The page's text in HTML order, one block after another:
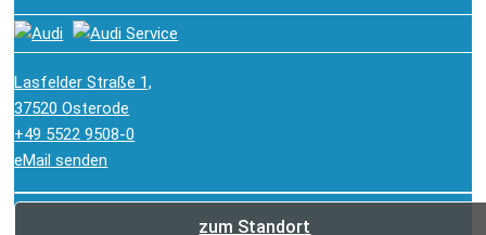
Lasfelder Straße 1,
37520 Osterode
+49 5522 9508-0
eMail senden
zum Standort